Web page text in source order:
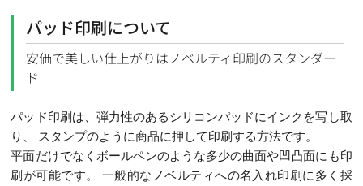
パッド印刷について
安価で美しい仕上がりはノベルティ印刷のスタンダー
ド
パッド印刷は、弾力性のあるシリコンパッドにインクを写し取
り、 スタンプのように商品に押して印刷する方法です。
平面だけでなくボールペンのような多少の曲面や凹凸面にも印
刷が可能です。 一般的なノベルティへの名入れ印刷に多く採